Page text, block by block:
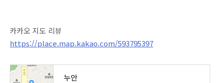
카카오 지도 리뷰
https://place.map.kakao.com/593795397
누안